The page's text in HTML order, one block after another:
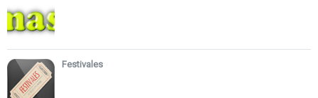
Festivales